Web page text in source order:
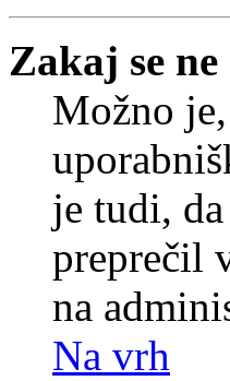
Zakaj se
Možno
je tudi,
preprečil
na
Na vrh